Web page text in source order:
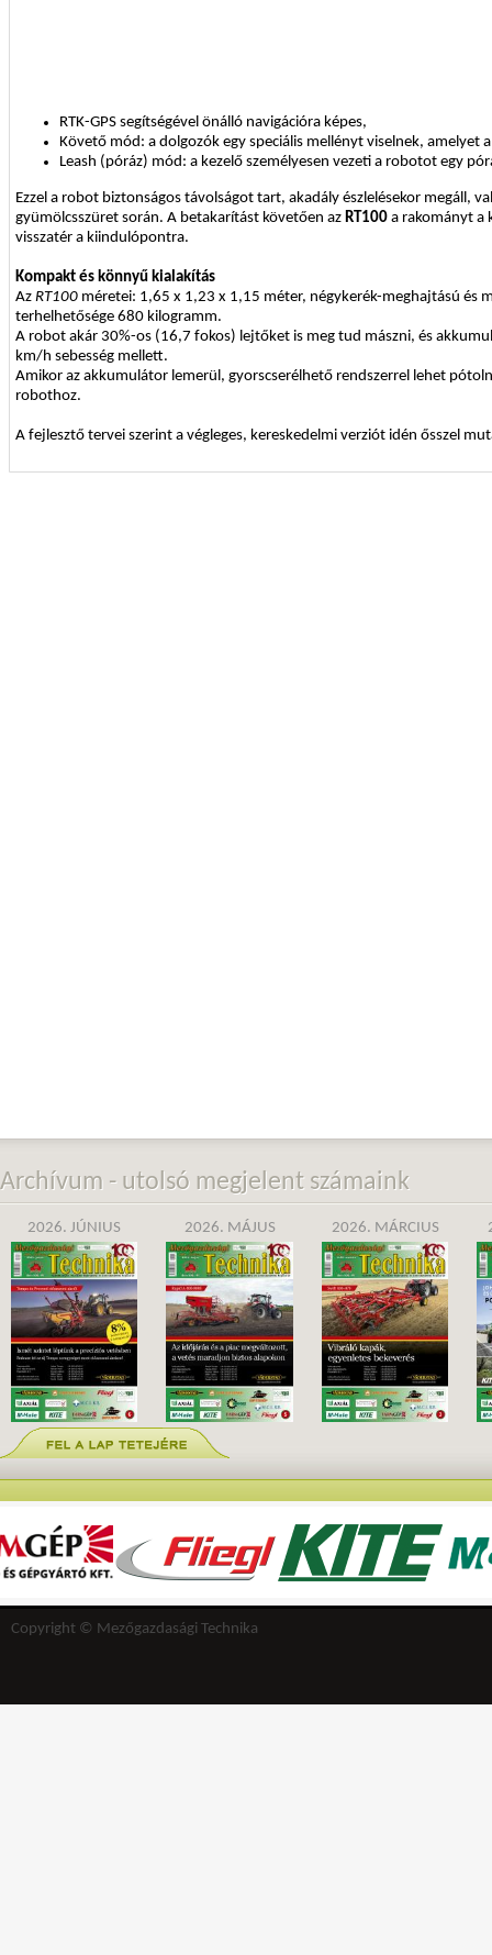
RTK-GPS segítségével önálló navigációra képes,
Követő mód: a dolgozók egy speciális mellényt viselnek, amelyet
Leash (póráz) mód: a kezelő személyesen vezeti a robotot egy
Ezzel a robot biztonságos távolságot tart, akadály észlelésekor megáll,
gyümölcsszüret során. A betakarítást követően az RT100a rakományt a
visszatér a kiindulópontra.
Kompakt és könnyű kialakítás
Az RT100méretei: 1,65 x 1,23 x 1,15 méter, négykerék-meghajtású és
terhelhetősége 680 kilogramm.
A robot akár 30%-os (16,7 fokos) lejtőket is meg tud mászni, és
km/h sebesség mellett.
Amikor az akkumulátor lemerül, gyorscserélhető rendszerrel lehet
robothoz.
A fejlesztő tervei szerint a végleges, kereskedelmi verziót idén ősszel
Archívum - utolsó megjelent számaink
2026. JÚNIUS 2026. MÁJUS 2026. MÁRCIUS
Copyright © Mezőgazdasági Technika